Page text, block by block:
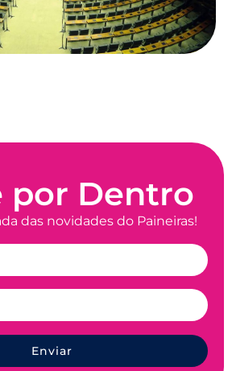
por Dentro
das novidades do Paineiras!
Enviar